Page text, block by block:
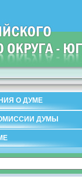
О ДУМЕ
ДУМЫ